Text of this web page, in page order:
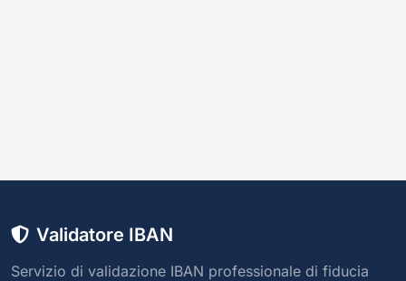
Validatore IBAN
Servizio di validazione IBAN professionale di fiducia